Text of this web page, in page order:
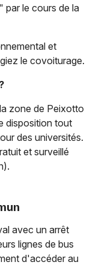
par le cours de la
et
le covoiturage.
zone de Peixotto
disposition tout
des universités.
et surveillé
avec un arrêt
lignes de bus
d'accéder au